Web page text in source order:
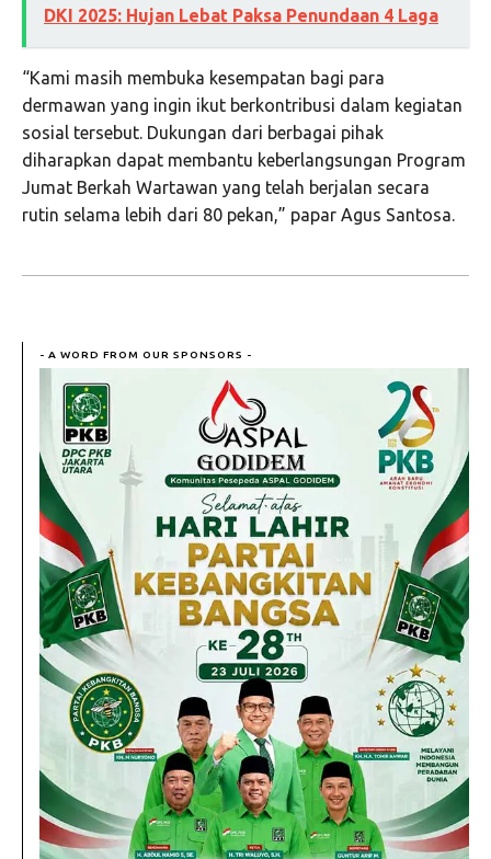
DKI 2025: Hujan Lebat Paksa Penundaan 4 Laga
“Kami masih membuka kesempatan bagi para
dermawan yang ingin ikut berkontribusi dalam kegiatan
sosial tersebut. Dukungan dari berbagai pihak
diharapkan dapat membantu keberlangsungan Program
Jumat Berkah Wartawan yang telah berjalan secara
rutin selama lebih dari 80 pekan,” papar Agus Santosa.
- A WORD FROM OUR SPONSORS -